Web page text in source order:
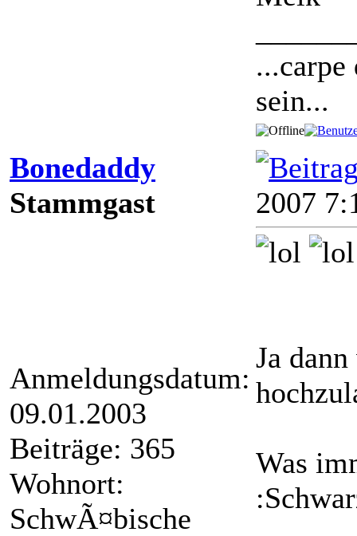
...carpe
sein...
Bonedaddy
Stammgast
Anmeldungsdatum:
09.01.2003
Beiträge: 365
Wohnort:
SchwÃ¤bische
2007
Ja
Was